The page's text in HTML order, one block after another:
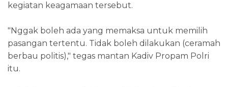
kegiatan keagamaan tersebut.
"Nggak boleh ada yang memaksa untuk memilih
pasangan tertentu. Tidak boleh dilakukan (ceramah
berbau politis)," tegas mantan Kadiv Propam Polri
itu.